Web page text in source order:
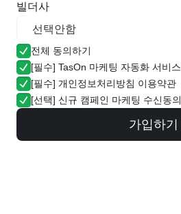
빌더사
전체 동의하기
[필수] TasOn 마케팅 자동화 서비스
[필수] 개인정보처리방침 이용약관
[선택] 신규 캠페인 마케팅 수신동의
가입하기